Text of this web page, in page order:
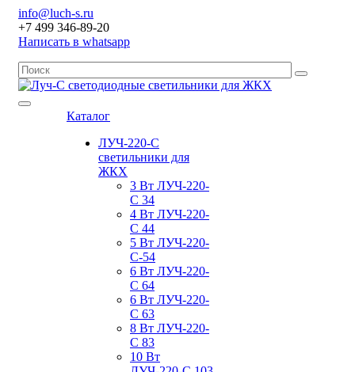
info@luch-s.ru
+7 499 346-89-20
Написать в whatsapp
Каталог
ЛУЧ-220-С
светильники для
ЖКХ
3 Вт ЛУЧ-220-
С 34
4 Вт ЛУЧ-220-
С 44
5 Вт ЛУЧ-220-
С-54
6 Вт ЛУЧ-220-
С 64
6 Вт ЛУЧ-220-
С 63
8 Вт ЛУЧ-220-
С 83
10 Вт